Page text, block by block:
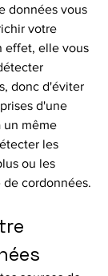
données vous
votre
effet, elle vous
donc d'éviter
d'une
un même
les
ou les
cordonnées.